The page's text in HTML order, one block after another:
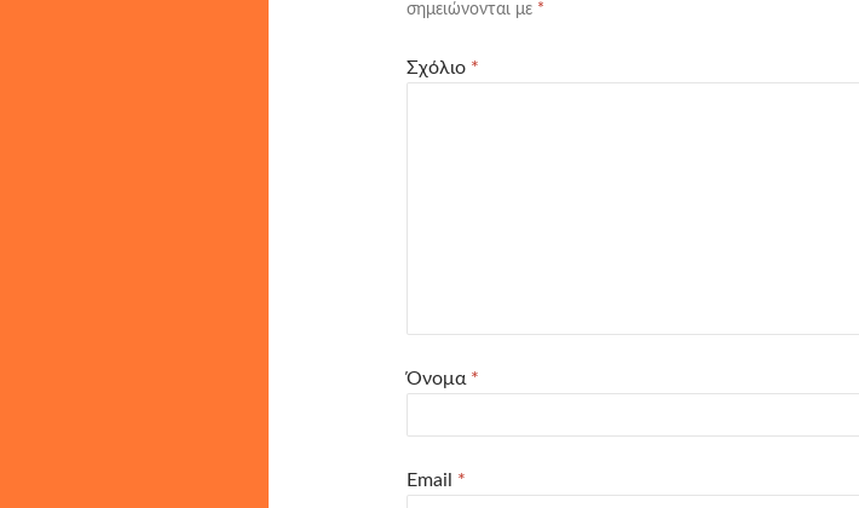
σημειώνονται με *
Σχόλιο *
Όνομα *
Email *